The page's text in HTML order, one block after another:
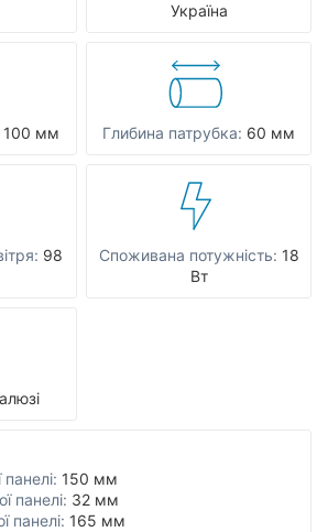
Україна
100 мм Глибина патрубка: 60 мм
98
Споживана потужність: 18
Вт
150 мм
панелі: 32 мм
панелі: 165 мм